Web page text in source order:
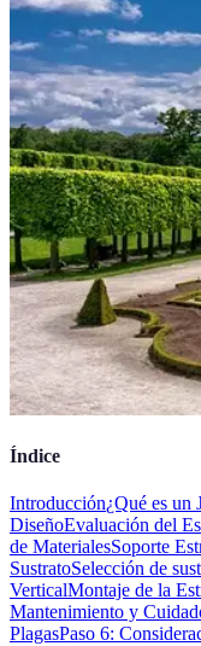
Índice
Introducción¿Qué es un
DiseñoEvaluación del
de MaterialesSoporte
SustratoSelección de
VerticalMontaje de la
Mantenimiento y
PlagasPaso 6: